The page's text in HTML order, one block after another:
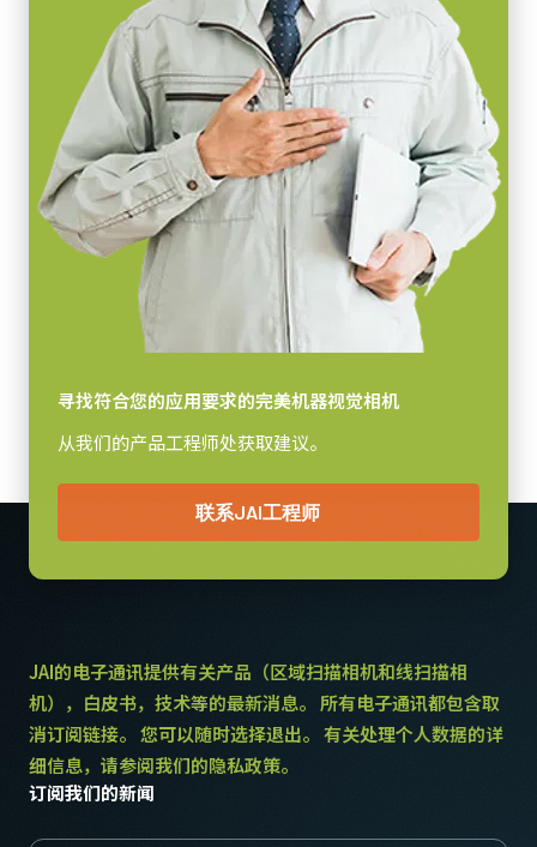
寻找符合您的应用要求的完美机器视觉相机
从我们的产品工程师处获取建议。
联系JAI工程师
JAI的电子通讯提供有关产品（区域扫描相机和线扫描相
机），白皮书，技术等的最新消息。 所有电子通讯都包含取
消订阅链接。 您可以随时选择退出。 有关处理个人数据的详
细信息，请参阅我们的隐私政策。
订阅我们的新闻